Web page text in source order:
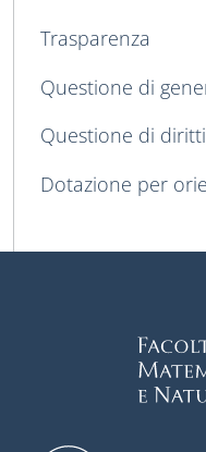
Trasparenza
Questione di
Questione di
Dotazione per